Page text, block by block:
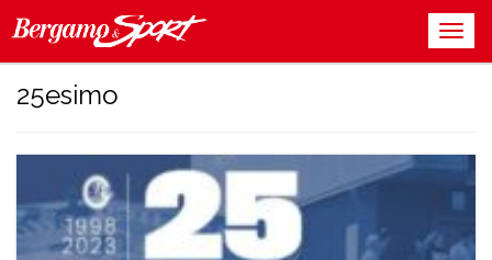
25esimo